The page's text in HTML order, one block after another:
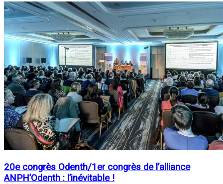
20e congrès Odenth/1er congrès de l’alliance
ANPH’Odenth : l’inévitable !